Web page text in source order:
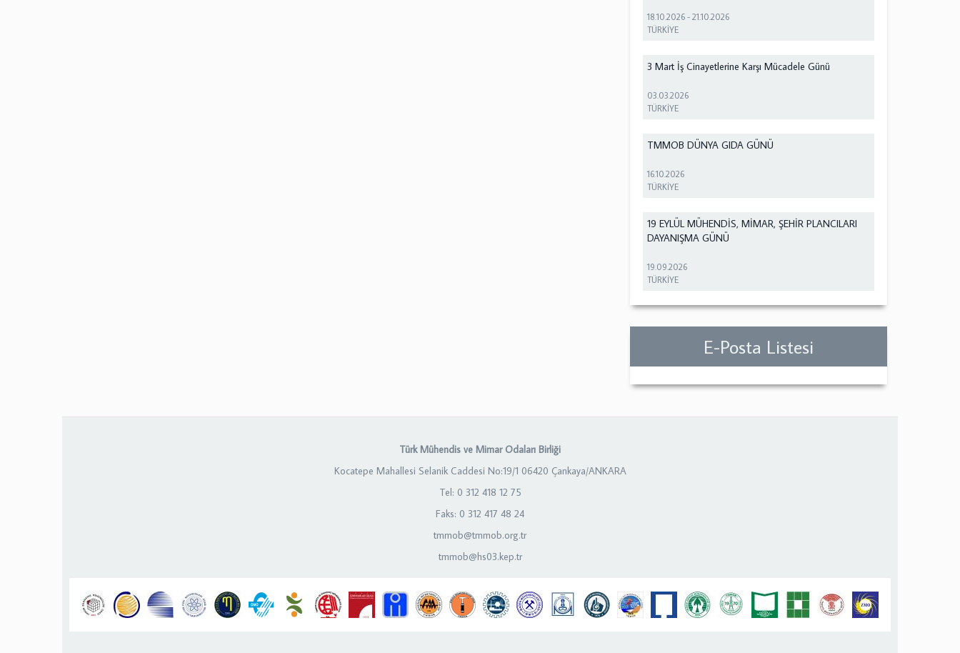
18.10.2026 -21.10.2026
TÜRKİYE
3 Mart İş Cinayetlerine Karşı Mücadele Günü
03.03.2026
TÜRKİYE
TMMOB DÜNYA GIDA GÜNÜ
16.10.2026
TÜRKİYE
19 EYLÜL MÜHENDİS, MİMAR, ŞEHİR PLANCILARI
DAYANIŞMA GÜNÜ
19.09.2026
TÜRKİYE
E-Posta Listesi
Türk Mühendis ve Mimar Odaları Birliği
Kocatepe Mahallesi Selanik Caddesi No:19/1 06420 Çankaya/ANKARA
Tel: 0 312 418 12 75
Faks: 0 312 417 48 24
tmmob@tmmob.org.tr
tmmob@hs03.kep.tr